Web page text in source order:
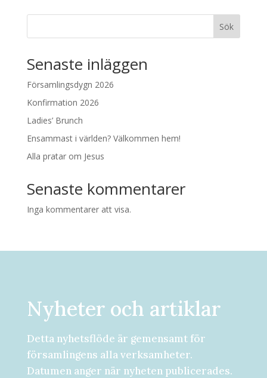
Sök
Senaste inläggen
Församlingsdygn 2026
Konfirmation 2026
Ladies’ Brunch
Ensammast i världen? Välkommen hem!
Alla pratar om Jesus
Senaste kommentarer
Inga kommentarer att visa.
Nyheter och artiklar
Detta nyhetsflöde är gemensamt för
församlingens alla verksamheter.
Datumen anger när nyheten publicerades.